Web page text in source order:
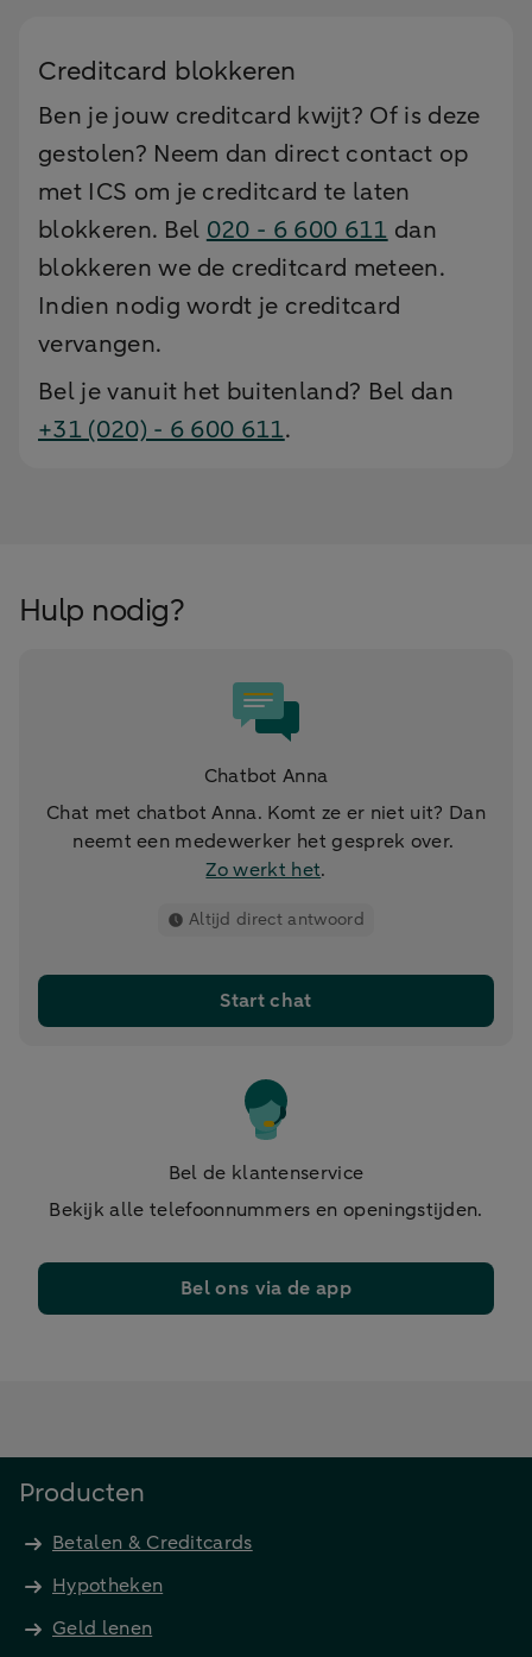
Creditcard blokkeren
Ben je jouw creditcard kwijt? Of is deze
gestolen? Neem dan direct contact op
met ICS om je creditcard te laten
blokkeren. Bel 020 - 6 600 611 dan
blokkeren we de creditcard meteen.
Indien nodig wordt je creditcard
vervangen.
Bel je vanuit het buitenland? Bel dan
+31 (020) - 6 600 611.
Hulp nodig?
Chatbot Anna
Chat met chatbot Anna. Komt ze er niet uit? Dan
neemt een medewerker het gesprek over.
Zo werkt het.
Altijd direct antwoord
Start chat
Bel de klantenservice
Bekijk alle telefoonnummers en openingstijden.
Bel ons via de app
Producten
Betalen & Creditcards
Hypotheken
Geld lenen